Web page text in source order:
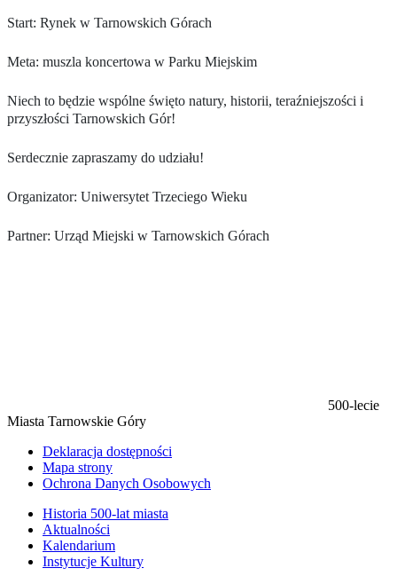
Start: Rynek w Tarnowskich Górach
Meta: muszla koncertowa w Parku Miejskim
Niech to będzie wspólne święto natury, historii, teraźniejszości i
przyszłości Tarnowskich Gór!
Serdecznie zapraszamy do udziału!
Organizator: Uniwersytet Trzeciego Wieku
Partner: Urząd Miejski w Tarnowskich Górach
500-lecie
Miasta Tarnowskie Góry
Deklaracja dostępności
Mapa strony
Ochrona Danych Osobowych
Historia 500-lat miasta
Aktualności
Kalendarium
Instytucje Kultury